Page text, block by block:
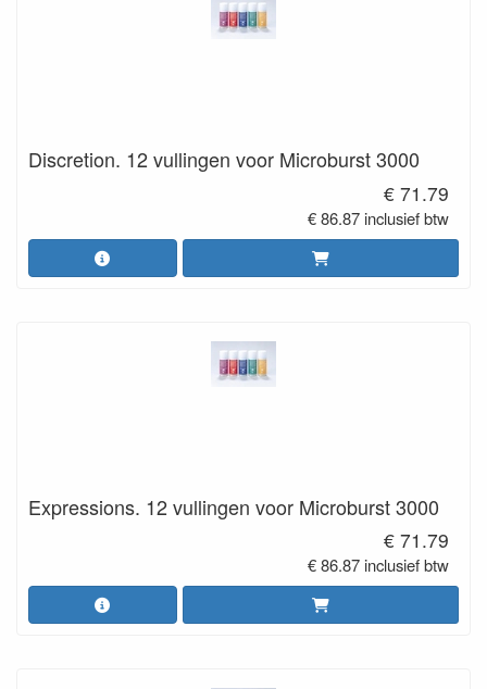
Discretion. 12 vullingen voor Microburst 3000
€ 71.79
€ 86.87 inclusief btw
Expressions. 12 vullingen voor Microburst 3000
€ 71.79
€ 86.87 inclusief btw